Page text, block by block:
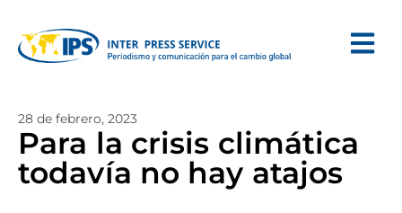
28 de febrero, 2023
Para la crisis climática
todavía no hay atajos